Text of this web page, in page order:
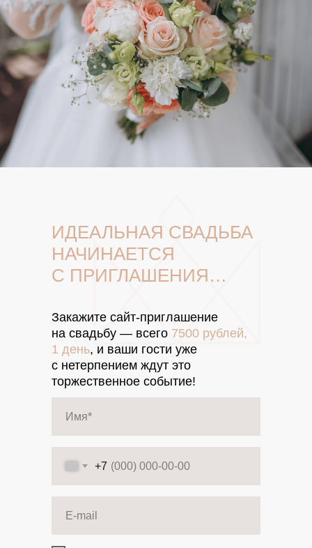
ИДЕАЛЬНАЯ СВАДЬБА
НАЧИНАЕТСЯ
С ПРИГЛАШЕНИЯ…
Закажите сайт-приглашение
на свадьбу — всего 7500 рублей,
1 день, и ваши гости уже
с нетерпением ждут это
торжественное событие!
+7